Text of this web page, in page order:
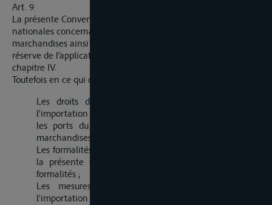
Art. 9.
La présente Convention ne porte pas atteinte aux lois
nationales concernant l’importation et l’exportation des
marchandises ainsi que l’immigration et l’émigration, sous
réserve de l’application de l’article 8 et des dispositions du
chapitre IV.
Toutefois en ce qui concerne
Les droits de toute nature perçus à l’occasion de
l’importation ou de l’exportation des marchandises par
les ports du Rhin ou à l’occasion du transport des
marchandises entre deux ports d’un même pays,
Les formalités d’application de ces droits non régies par
la présente Convention et les frais inhérents à ces
formalités ;
Les mesures de restriction ou de prohibition à
l’importation ou à l’exportation par les ports du Rhin